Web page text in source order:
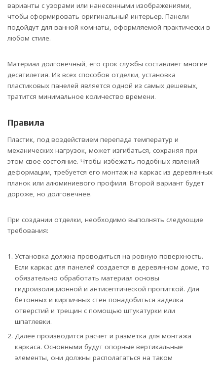
варианты с узорами или нанесенными изображениями,
чтобы сформировать оригинальный интерьер. Панели
подойдут для ванной комнаты, оформляемой практически в
любом стиле.
Материал долговечный, его срок службы составляет многие
десятилетия. Из всех способов отделки, установка
пластиковых панелей является одной из самых дешевых,
тратится минимальное количество времени.
Правила
Пластик, под воздействием перепада температур и
механических нагрузок, может изгибаться, сохраняя при
этом свое состояние. Чтобы избежать подобных явлений
деформации, требуется его монтаж на каркас из деревянных
планок или алюминиевого профиля. Второй вариант будет
дороже, но долговечнее.
При создании отделки, необходимо выполнять следующие
требования:
Установка должна проводиться на ровную поверхность.
Если каркас для панелей создается в деревянном доме, то
обязательно обработать материал основы
гидроизоляционной и антисептической пропиткой. Для
бетонных и кирпичных стен понадобиться заделка
отверстий и трещин с помощью штукатурки или
шпатлевки.
Далее производится расчет и разметка для монтажа
каркаса. Основными будут опорные вертикальные
элементы, они должны располагаться на таком